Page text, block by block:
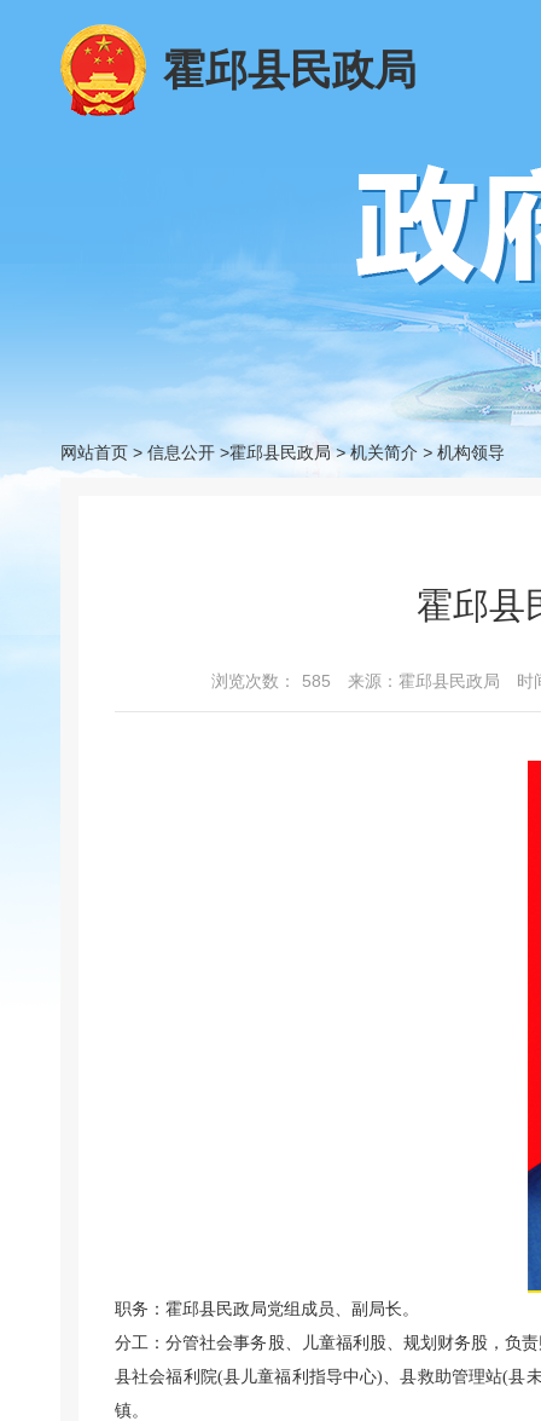
霍邱县民政局
网站首页 > 信息公开 >霍邱县民政局> 机关简介 > 机构领导
霍邱县
浏览次数： 585 来源：霍邱县民政局 时
职务：霍邱县民政局党组成员、副局长。
分工：分管社会事务股、儿童福利股、规划财务股，负
县社会福利院(县儿童福利指导中心)、县救助管理站(县
镇。